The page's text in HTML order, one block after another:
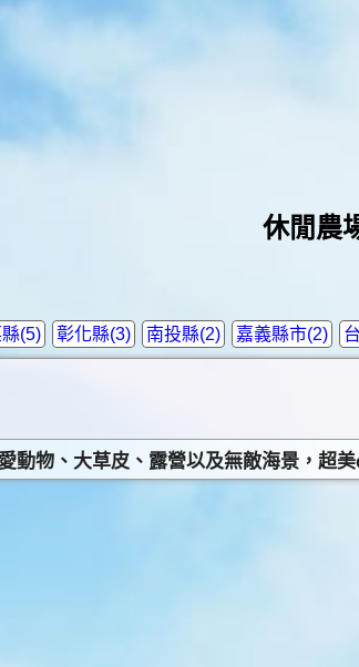
休閒農
(5) 彰化縣(3) 南投縣(2) 嘉義縣市(2)
動物、大草皮、露營以及無敵海景，超